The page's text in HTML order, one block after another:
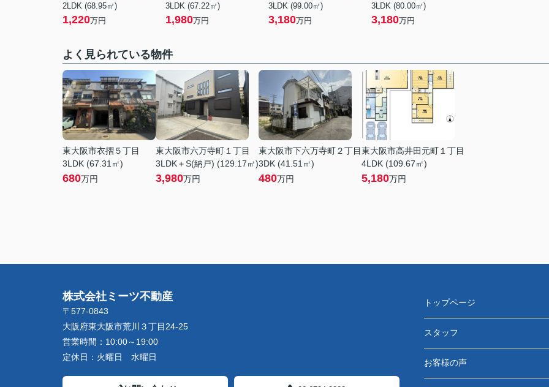
2LDK (68.95㎡)
1,220万円
3LDK (67.22㎡)
1,980万円
3LDK (99.00㎡)
3,180万円
3LDK (80.00㎡)
3,180万円
よく見られている物件
東大阪市衣摺５丁目
3LDK (67.31㎡)
680万円
東大阪市六万寺町１丁目
3LDK＋S(納戸) (129.17㎡)
3,980万円
東大阪市下六万寺町２丁目
3DK (41.51㎡)
480万円
東大阪市高井田元町１丁目
4LDK (109.67㎡)
5,180万円
株式会社ミーツ不動産
〒577-0843
大阪府東大阪市荒川３丁目24-25
営業時間： 10:00～19:00
定休日： 火曜日 水曜日
トップページ
スタッフ
お客様の声